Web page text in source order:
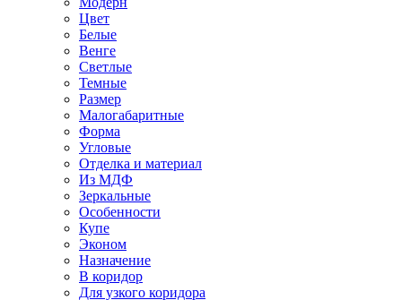
Цвет
Белые
Венге
Светлые
Темные
Размер
Малогабаритные
Форма
Угловые
Отделка и материал
Из МДФ
Зеркальные
Особенности
Купе
Эконом
Назначение
В коридор
Для узкого коридора